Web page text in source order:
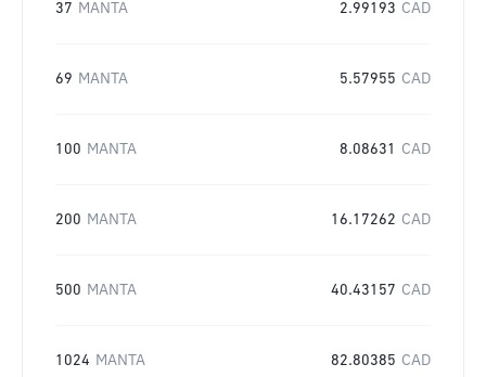
37 MANTA 2.99193 CAD
69 MANTA 5.57955 CAD
100 MANTA 8.08631 CAD
200 MANTA 16.17262 CAD
500 MANTA 40.43157 CAD
1024 MANTA 82.80385 CAD